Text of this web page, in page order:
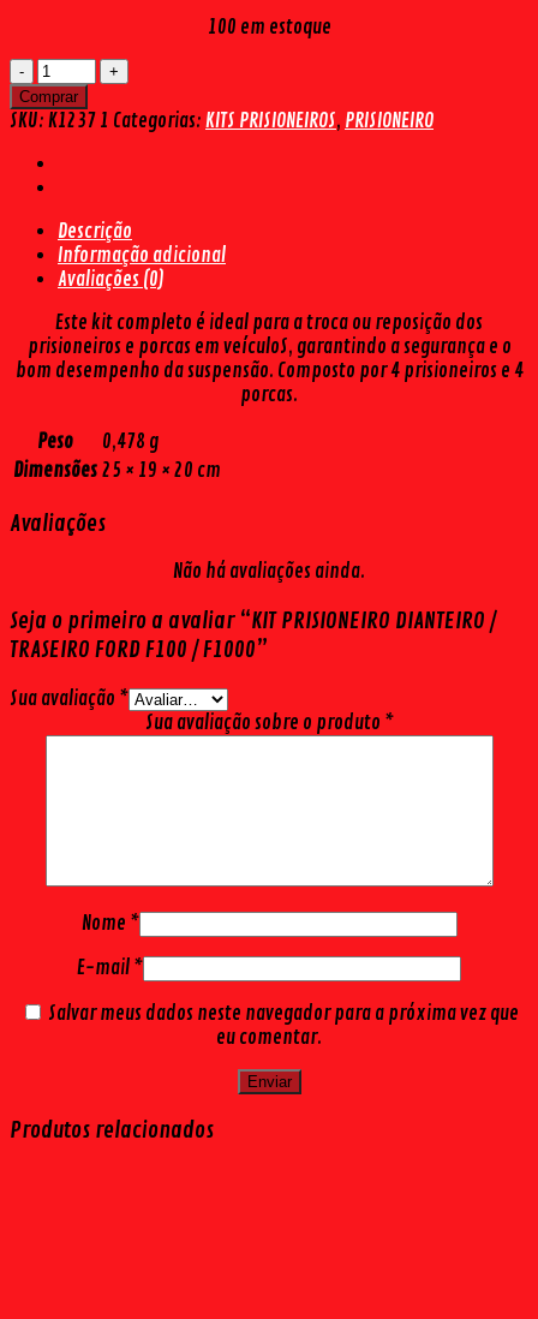
100 em estoque
KIT
PRISIONEIRO
DIANTEIRO
TRASEIRO
FORD
/
F1000
quantidade
Comprar
SKU: K1237 1 Categorias: KITS PRISIONEIROS, PRISIONEIRO
Descrição
Informação adicional
Avaliações (0)
Este kit completo é ideal para a troca ou reposição dos
prisioneiros e porcas em veículoS, garantindo a segurança e o
bom desempenho da suspensão. Composto por 4 prisioneiros e 4
porcas.
Peso
0,478 g
Dimensões 25 × 19 × 20 cm
Avaliações
Não há avaliações ainda.
Seja o primeiro a avaliar “KIT PRISIONEIRO DIANTEIRO /
TRASEIRO FORD F100 / F1000”
Sua avaliação *
Sua avaliação sobre o produto *
Nome *
E-mail *
Salvar meus dados neste navegador para a próxima vez que
eu comentar.
Produtos relacionados